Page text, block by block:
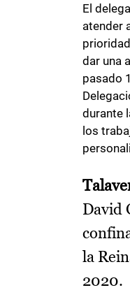
El
atender
dar una
pasado
durante
los
David
la
2020.